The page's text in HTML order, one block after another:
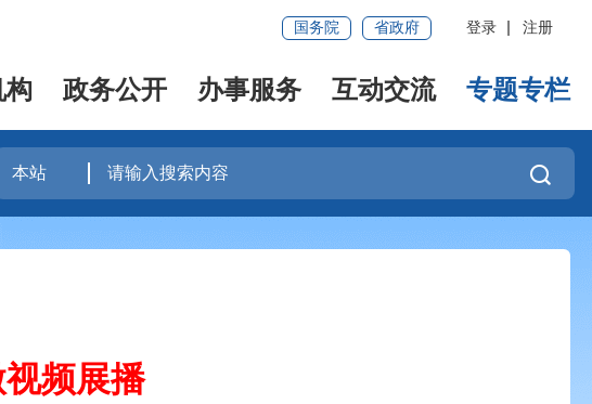
国务院 省政府 登录 注册
构 政务公开 办事服务 互动交流 专题专栏
频展播